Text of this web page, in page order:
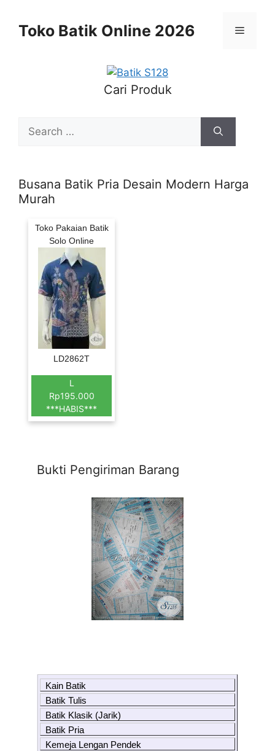
contentToko Batik Online 2026 Menu
Cari Produk
for:
Busana Batik Pria Desain Modern Harga
Murah
Toko Pakaian Batik
Solo Online
LD2862T
L
Rp195.000
***HABIS***
Bukti Pengiriman Barang
Kain Batik
Batik Tulis
Batik Klasik (Jarik)
Batik Pria
Kemeja Lengan Pendek